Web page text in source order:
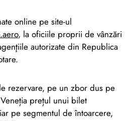
online pe site-ul
, la oficiile proprii de vânzări
autorizate din Republica
rezervare, pe un zbor dus pe
prețul unui bilet
pe segmentul de întoarcere,